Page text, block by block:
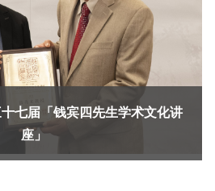
七届「钱宾四先生学术文化讲
座」